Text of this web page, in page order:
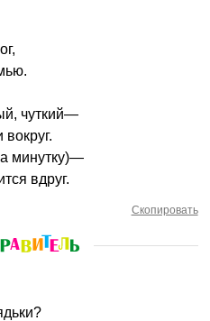
чуткий—
минутку)—
вдруг.
Скопировать